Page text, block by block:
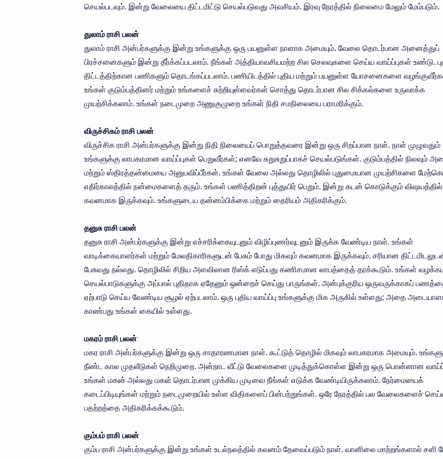
செயல்படவும். இன்று வேலையை திட்டமிட்டு செயல்படுவது அவசியம். இரவு நேரத்தில் நிலைமை மேலும் மேம்படும்.
துலாம் ராசி பலன்
துலாம் ராசி அன்பர்களுக்கு இன்று உங்களுக்கு ஒரு பயனுள்ள நாளாக அமையும். வேலை தொடர்பான அனைத்துப்
பிரச்சனைகளும் இன்று தீர்க்கப்படலாம். நீங்கள் அத்தியாவசியமற்ற சில செலவுகளை செய்ய வாய்ப்புகள் உண்டு.
திட்டத்திற்கான பணிகளும் தொடங்கப்படலாம். பணியிடத்தில் புதிய மற்றும் பயனுள்ள யோசனைகளை
உங்கள் குடும்பத்தினர் மற்றும் உங்களைச் சுற்றியுள்ளவர்கள் சொத்து தொடர்பான சில சிக்கல்களை உருவாக்க
முயற்சிக்கலாம். உங்கள் நடைமுறை அணுகுமுறை உங்கள் நிதி சமநிலையை பராமரிக்கும்.
விருச்சிகம் ராசி பலன்
விருச்சிக ராசி அன்பர்களுக்கு இன்று நிதி நிலையைப் பொறுத்தவரை இன்று ஒரு சிறப்பான நாள். நாள் முழுவதும்
உங்களுக்கு லாபகரமான வாய்ப்புகள் பெறுவீர்கள்; எனவே சுறுசுறுப்பாகச் செயல்படுங்கள். குடும்பத்தில் நிலவும்
மற்றும் ஸ்திரத்தன்மையை அனுபவிப்பீர்கள். உங்கள் வேலை அல்லது தொழிலில் புதுமையான முயற்சிகளை
எதிர்காலத்தில் நன்மைகளைத் தரும். உங்கள் பணித்திறன் புத்துயிர் பெறும். இன்று கடன் கொடுக்கும் விஷயத்தில்
கவனமாக இருக்கவும். உங்களுடைய தன்னம்பிக்கை மற்றும் தைரியம் அதிகரிக்கும்.
தனுசு ராசி பலன்
தனுசு ராசி அன்பர்களுக்கு இன்று எச்சரிக்கையுடனும் விழிப்புணர்வுடனும் இருக்க வேண்டிய நாள். உங்கள்
வாடிக்கையாளர்கள் மற்றும் மேலதிகாரிகளுடன் பேசும் போது மிகவும் கவனமாக இருக்கவும். சரியான
பேசுவது நல்லது. தொழிலில் சிறிய அளவிலான ரிஸ்க் எடுப்பது கணிசமான லாபத்தைத் தரக்கூடும். உங்கள்
செயல்பாடுகளுக்கு அப்பால் புதிதாக ஏதேனும் ஒன்றைச் செய்து பாருங்கள். அன்புக்குரிய ஒருவருக்காகப்
ஏற்பாடு செய்ய வேண்டிய சூழல் ஏற்படலாம். ஒரு புதிய வாய்ப்பு உங்களுக்கு மிக அருகில் உள்ளது; அதை
காண்பது உங்கள் கையில் உள்ளது.
மகரம் ராசி பலன்
மகர ராசி அன்பர்களுக்கு இன்று ஒரு சாதாரணமான நாள். கூட்டுத் தொழில் மிகவும் லாபகரமாக அமையும்.
நீண்ட கால முதலீடுகள் நெறிமுறை. அன்றாட வீட்டு வேலைகளை முடித்துக்கொள்ள இன்று ஒரு பொன்னான
உங்கள் மகன் அல்லது மகள் தொடர்பான முக்கிய முடிவை நீங்கள் எடுக்க வேண்டியிருக்கலாம். நேர்மையைக்
கடைப்பிடியுங்கள் மற்றும் நடைமுறையில் உள்ள விதிகளைப் பின்பற்றுங்கள். ஒரே நேரத்தில் பல வேலைகளைச்
பதற்றத்தை அதிகரிக்கக்கூடும்.
கும்பம் ராசி பலன்
கும்ப ராசி அன்பர்களுக்கு இன்று உங்கள் உடல்நலத்தில் கவனம் தேவைப்படும் நாள். வானிலை மாற்றங்களால் சளி